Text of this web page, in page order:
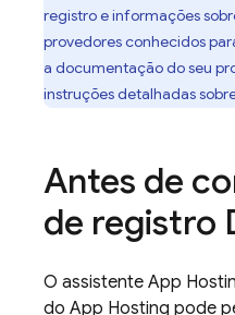
registro e informações
provedores conhecidos
a documentação do seu
instruções detalhadas
Antes de
de registro
O assistente App
do App Hosting pode